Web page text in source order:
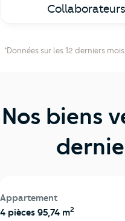
*Données sur les 12 derniers
Nos biens
Appartement
4 pièces 95,74 m2